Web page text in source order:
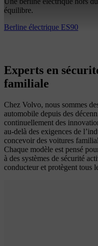
équilibre.
Berline électrique ES90
Experts en
familiale
Chez Volvo, nous sommes
automobile depuis des
continuellement des
au-delà des exigences de
concevoir des voitures
Chaque modèle est pensé
à des systèmes de sécurité
conducteur et protègent tous